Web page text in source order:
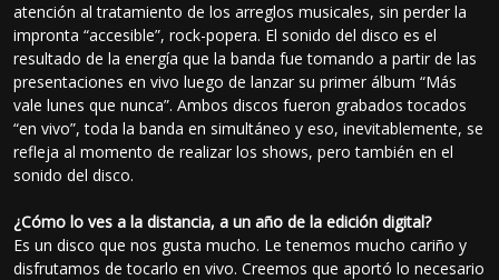
atención al tratamiento de los arreglos musicales, sin perder la
impronta “accesible”, rock-popera. El sonido del disco es el
resultado de la energía que la banda fue tomando a partir de las
presentaciones en vivo luego de lanzar su primer álbum “Más
vale lunes que nunca”. Ambos discos fueron grabados tocados
“en vivo”, toda la banda en simultáneo y eso, inevitablemente, se
refleja al momento de realizar los shows, pero también en el
sonido del disco.
¿Cómo lo ves a la distancia, a un año de la edición digital?
Es un disco que nos gusta mucho. Le tenemos mucho cariño y
disfrutamos de tocarlo en vivo. Creemos que aportó lo necesario